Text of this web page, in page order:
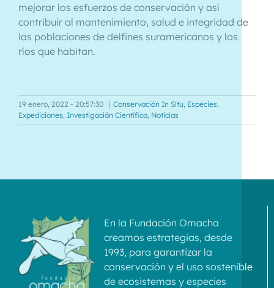
mejorar los esfuerzos de conservación y así
contribuir al mantenimiento, salud e integridad de
las poblaciones de delfines suramericanos y los
ríos que habitan.
19 enero, 2022 - 20:57:30 | Conservación In Situ Especies
Expediciones Investigación Científica Noticias
En la Fundación Omacha
creamos estrategias, desde
1993, para garantizar la
conservación y el uso sostenible
de ecosistemas y especies